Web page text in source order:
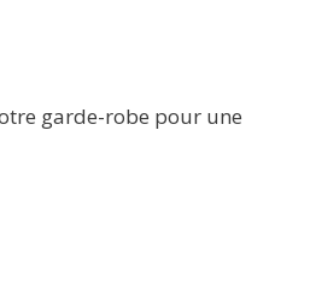
garde-robe pour une